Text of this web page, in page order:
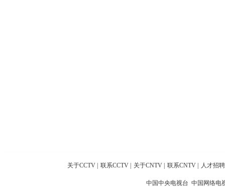
关于CCTV 联系CCTV 关于CNTV 联系CNTV 人才招聘
中国中央电视台 中国网络电